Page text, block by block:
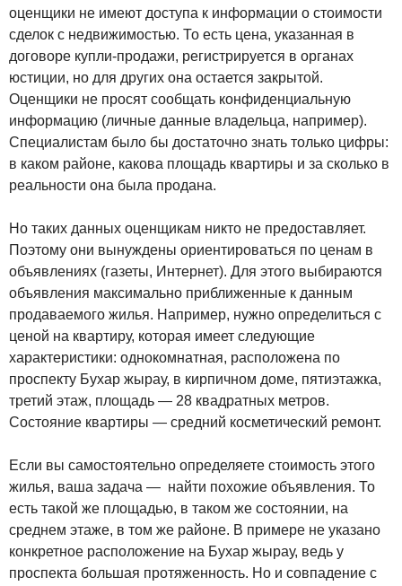
оценщики не имеют доступа к информации о стоимости
сделок с недвижимостью. То есть цена, указанная в
договоре купли-продажи, регистрируется в органах
юстиции, но для других она остается закрытой.
Оценщики не просят сообщать конфиденциальную
информацию (личные данные владельца, например).
Специалистам было бы достаточно знать только цифры:
в каком районе, какова площадь квартиры и за сколько в
реальности она была продана.
Но таких данных оценщикам никто не предоставляет.
Поэтому они вынуждены ориентироваться по ценам в
объявлениях (газеты, Интернет). Для этого выбираются
объявления максимально приближенные к данным
продаваемого жилья. Например, нужно определиться с
ценой на квартиру, которая имеет следующие
характеристики: однокомнатная, расположена по
проспекту Бухар жырау, в кирпичном доме, пятиэтажка,
третий этаж, площадь — 28 квадратных метров.
Состояние квартиры — средний косметический ремонт.
Если вы самостоятельно определяете стоимость этого
жилья, ваша задача — найти похожие объявления. То
есть такой же площадью, в таком же состоянии, на
среднем этаже, в том же районе. В примере не указано
конкретное расположение на Бухар жырау, ведь у
проспекта большая протяженность. Но и совпадение с